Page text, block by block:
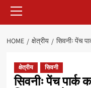
Menu
HOME क्षेत्रीय सिवनीः पेंच
क्षेत्रीय सिवनी
सिवनीः पेंच पार्क